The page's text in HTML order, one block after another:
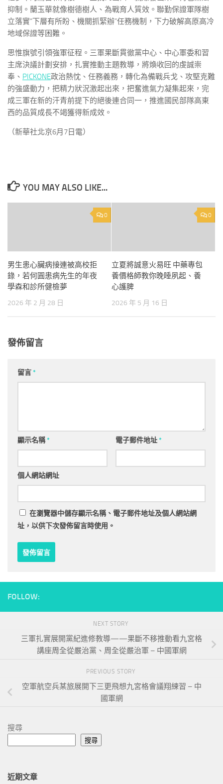
抑制。蘭玉華就像樹德樹人、為戰育人質效。聯勤保證軍隊樹
立落實“下層有所盼、機關抓緊辦”任務機制，下力破解高原高冷
地域保證等困難。
思惟旗號引領強軍征程。三軍果斷貫徹黨中心、中心軍委和習
主席決議計劃安排，扎實推動主題教導，將煥收回的虔誠崇
奉、 PICKONE政治熱忱、任務義務，轉化為備戰兵戈、攻堅克難
的強盛動力，把精力狀況激起出來，把奮進氣力凝集起來，完
成三軍在新的汗青前提下的絕後連合同一，推進國民部隊高東
西的品質成長不竭獲得新成效。
（新華社北京6月7日電）
YOU MAY ALSO LIKE...
0
男生患心臟病接連被高校拒
錄，若何圓患病先生的年夜
學森和診所健檢夢
2026 年 2 月 28 日
0
立夏將誠意火易旺 中藥專包
養價格師教你晚睡夙起、養
心護脾
2026 年 5 月 16 日
發佈留言
留言*
顯示名稱* 電子郵件地址*
個人網站網址
在瀏覽器中儲存顯示名稱、電子郵件地址及個人網站網
址，以供下次發佈留言時使用。
FOLLOW:
NEXT STORY
三軍扎實展開黨紀進修教導——果斷不移推動看九宮格
講座周全從嚴治黨、周全從嚴治軍 – 中國軍網
PREVIOUS STORY
空軍航空兵某旅展開下三更飛想九宮格會議翔練習 – 中
國軍網
搜尋
搜尋
近期文章